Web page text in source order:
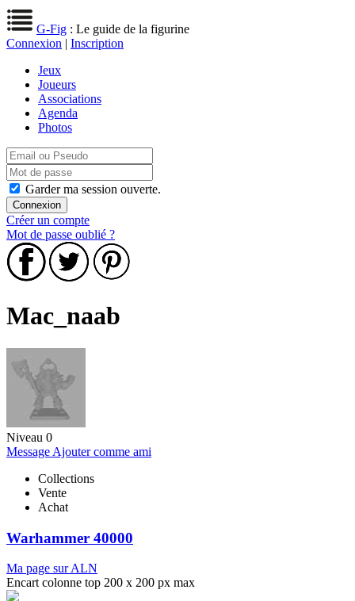
G-Fig : Le guide de la figurine
Connexion | Inscription
Jeux
Joueurs
Associations
Agenda
Photos
Garder ma session ouverte.
Créer un compte
Mot de passe oublié ?
Mac_naab
Niveau 0
Message Ajouter comme ami
Collections
Vente
Achat
Warhammer 40000
Ma page sur ALN
Encart colonne top 200 x 200 px max